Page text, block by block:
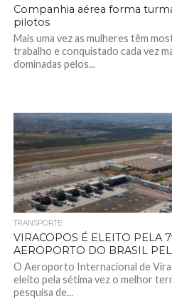
Companhia aérea forma
pilotos
Mais uma vez as mulheres têm
trabalho e conquistado cada vez
dominadas pelos...
TRANSPORTE
VIRACOPOS É ELEITO PELA
AEROPORTO DO BRASIL
O Aeroporto Internacional de
eleito pela sétima vez o melhor
pesquisa de...